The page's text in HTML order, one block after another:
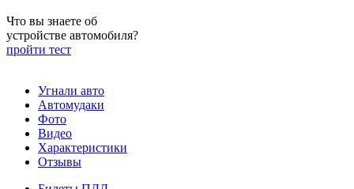
Что вы знаете об
устройстве автомобиля?
пройти тест
Угнали авто
Автомудаки
Фото
Видео
Характеристики
Отзывы